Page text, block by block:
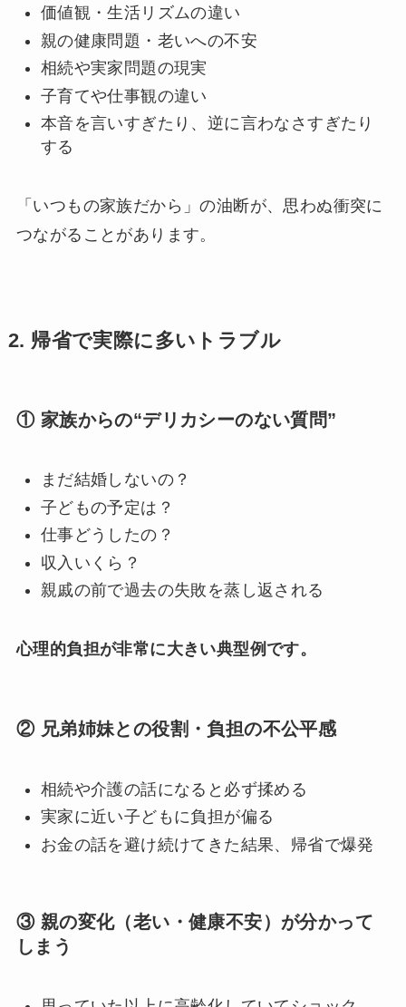
価値観・生活リズムの違い
親の健康問題・老いへの不安
相続や実家問題の現実
子育てや仕事観の違い
本音を言いすぎたり、逆に言わなさすぎたり
する
「いつもの家族だから」の油断が、思わぬ衝突に
つながることがあります。
2. 帰省で実際に多いトラブル
① 家族からの“デリカシーのない質問”
まだ結婚しないの？
子どもの予定は？
仕事どうしたの？
収入いくら？
親戚の前で過去の失敗を蒸し返される
心理的負担が非常に大きい典型例です。
② 兄弟姉妹との役割・負担の不公平感
相続や介護の話になると必ず揉める
実家に近い子どもに負担が偏る
お金の話を避け続けてきた結果、帰省で爆発
③ 親の変化（老い・健康不安）が分かって
しまう